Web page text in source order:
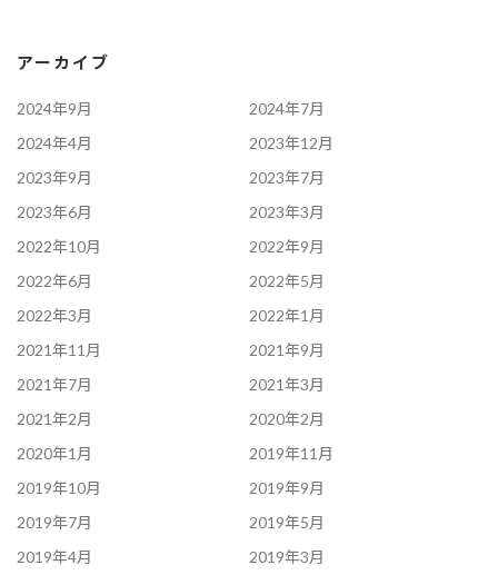
アーカイブ
2024年9月
2024年7月
2024年4月
2023年12月
2023年9月
2023年7月
2023年6月
2023年3月
2022年10月
2022年9月
2022年6月
2022年5月
2022年3月
2022年1月
2021年11月
2021年9月
2021年7月
2021年3月
2021年2月
2020年2月
2020年1月
2019年11月
2019年10月
2019年9月
2019年7月
2019年5月
2019年4月
2019年3月